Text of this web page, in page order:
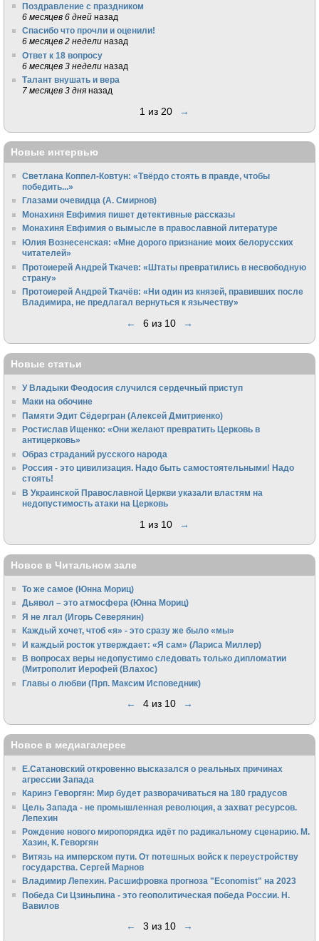
Поздравление с праздником
6 месяцев 6 дней назад
Спасибо что прочли и оценили!
6 месяцев 2 недели назад
Ответ к 18 вопросу
6 месяцев 3 недели назад
Талант внушать и вера
7 месяцев 3 дня назад
1 из 20 →
Новые интервью
Светлана Коппел-Ковтун: «Твёрдо стоять в правде, чтобы
победить...»
Глазами очевидца (А. Смирнов)
Монахиня Евфимия пишет детективные рассказы
Монахиня Евфимия о вымысле в православной литературе
Юлия Вознесенская: «Мне дорого признание моих белорусских
читателей»
Протоиерей Андрей Ткачев: «Штаты превратились в несвободную
страну»
Протоиерей Андрей Ткачёв: «Ни один из князей, правивших после
Владимира, не предлагал вернуться к язычеству»
← 6 из 10 →
Новые статьи
У Владыки Феодосия случился сердечный приступ
Маки на обочине
Памяти Эдит Сёдергран (Алексей Дмитриенко)
Ростислав Ищенко: «Они желают превратить Церковь в
антицерковь»
Образ страданий русского народа
Россия - это цивилизация. Надо быть самостоятельными! Надо
стоять!
В Украинской Православной Церкви указали властям на
недопустимость атаки на Церковь
1 из 10 →
Новое в Читальном зале
То же самое (Юнна Мориц)
Дьявол – это атмосфера (Юнна Мориц)
Я не лгал (Игорь Северянин)
Каждый хочет, чтоб «я» - это сразу же было «мы»
И каждый росток утверждает: «Я сам» (Лариса Миллер)
В вопросах веры недопустимо следовать только дипломатии
(Митрополит Иерофей (Влахос)
Главы о любви (Прп. Максим Исповедник)
← 4 из 10 →
Новое в медиагалерее
Е.Сатановский откровенно высказался о реальных причинах
агрессии Запада
Каринэ Геворгян: Мир будет разворачиваться на 180 градусов
Цель Запада - не промышленная революция, а захват ресурсов.
Лепехин
Рождение нового миропорядка идёт по радикальному сценарию. М.
Хазин, К. Геворгян
Витязь на имперском пути. От потешных войск к переустройству
государства. Сергей Марнов
Владимир Лепехин. Расшифровка прогноза "Economist" на 2023
Победа Си Цзиньпина - это геополитическая победа России. Н.
Вавилов
← 3 из 10 →